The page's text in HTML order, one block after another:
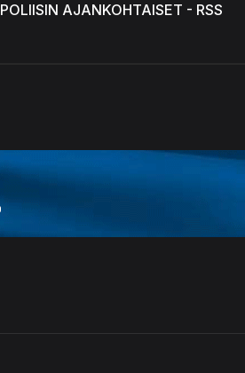
POLIISIN AJANKOHTAISET - RSS